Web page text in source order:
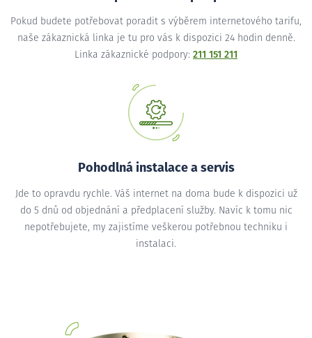
Pokud budete potřebovat poradit s výběrem internetového tarifu,
naše zákaznická linka je tu pro vás k dispozici 24 hodin denně.
Linka zákaznické podpory: 211 151 211
Pohodlná instalace a servis
Jde to opravdu rychle. Váš internet na doma bude k dispozici už
do 5 dnů od objednání a předplacení služby. Navíc k tomu nic
nepotřebujete, my zajistíme veškerou potřebnou techniku i
instalaci.